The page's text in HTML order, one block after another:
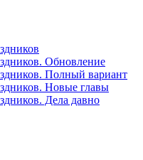
Обновление
Полный вариант
Новые главы
Дела давно